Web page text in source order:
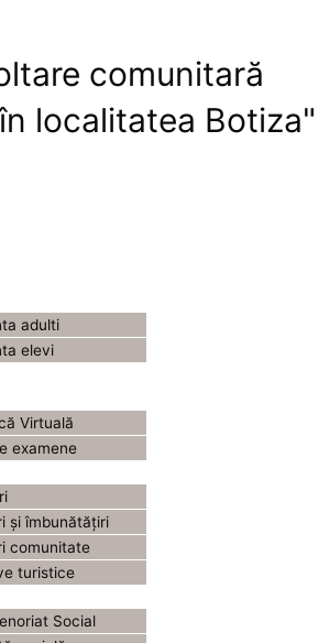
comunitară
localitatea Botiza"
adulti
elevi
Virtuală
examene
și îmbunătățiri
comunitate
turistice
Social